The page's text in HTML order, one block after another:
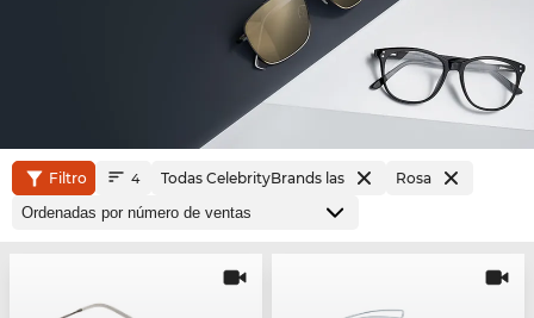
Filtro 4 Todas CelebrityBrands las Rosa